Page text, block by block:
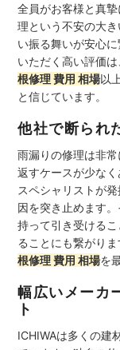
全員がお客様と真
理という不安の大
い振る舞いが安心
いただく高い評価
根修理 費用 相場以
と信じています。
他社で断られ
雨漏りの修理は非
返すケースが少な
スペシャリストが
因を突き止めます
持って引き受ける
ることにも繋がり
根修理 費用 相場を
幅広いメーカ
ト
ICHIWAは多くの建